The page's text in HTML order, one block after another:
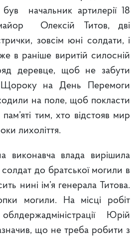
був начальник артилерії 18
Олексій Титов, дві
зовсім юні солдати, і
в раніше виритій силосній
деревце, щоб не забути
Щороку на День Перемоги
на поле, щоб покласти
тим, хто відстояв мир
лихоліття.
виконавча влада вирішила
до братської могили в
нині ім’я генерала Титова.
могили. На місці робіт
Юрій
що не треба робити з